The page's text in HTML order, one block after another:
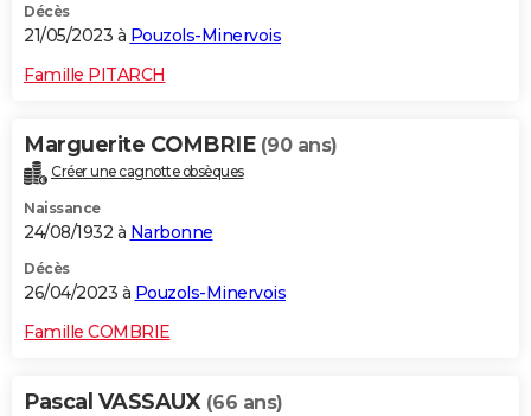
Décès
21/05/2023 à Pouzols-Minervois
Famille PITARCH
Marguerite COMBRIE (90 ans)
Créer une cagnotte obsèques
Naissance
24/08/1932 à Narbonne
Décès
26/04/2023 à Pouzols-Minervois
Famille COMBRIE
Pascal VASSAUX (66 ans)